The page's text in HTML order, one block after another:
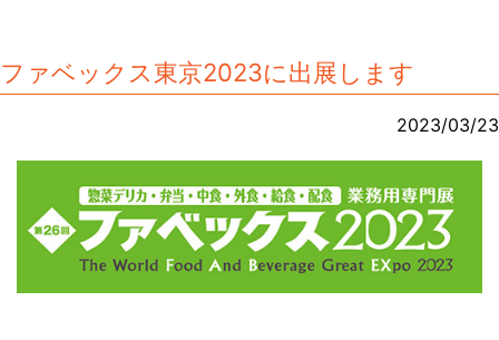
ファベックス東京2023に出展します
2023/03/23